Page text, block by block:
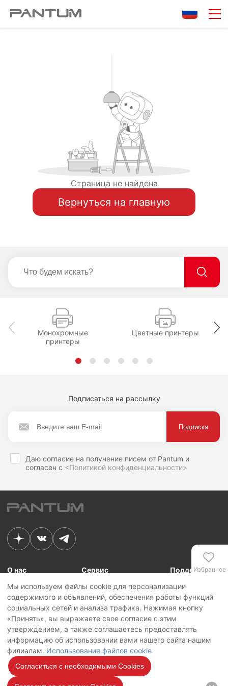
Страница не найдена
Вернуться на главную
Монохромные
принтеры
Цветные принтеры
Подписаться на рассылку
Даю согласие на получение писем от Pantum и
согласен с <Политикой конфиденциальности>
Мы используем файлы cookie для персонализации
содержимого и объявлений, обеспечения работы функций
социальных сетей и анализа трафика. Нажимая кнопку
«Принять», вы выражаете свое согласие с этим
утверждением, а также соглашаетесь предоставлять
информацию об использовании вами нашего сайта нашим
филиалам. Использование файлов cookie
Согласиться с необходимыми Cookies
Избранное
Сравнение
О нас
Связь с Pantum
Новости
Контакты
Сервис
Сервисные центры
Сервисная политика
Поддержка
Для сотрудников
Для партнеров
Личный кабинет
Copyright © 2026 Pantum International Limited. Все права защищены
Политика конфиденциальности
Политика обработки персональных данных
Использование файлов cookie